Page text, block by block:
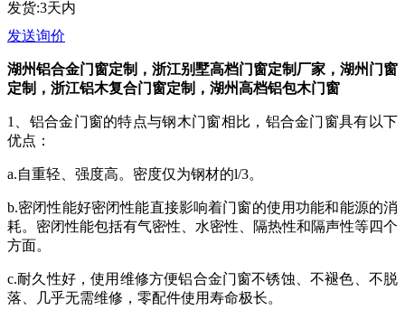
发货:3天内
发送询价
湖州铝合金门窗定制， 浙江别墅高档门窗定制厂家 ， 湖州门窗
定制， 浙江铝木复合门窗定制， 湖州高档铝包木门窗
1、铝合金门窗的特点与钢木门窗相比，铝合金门窗具有以下
优点：
a.自重轻、强度高。密度仅为钢材的l/3。
b.密闭性能好密闭性能直接影响着门窗的使用功能和能源的消
耗。密闭性能包括有气密性、水密性、隔热性和隔声性等四个
方面。
c.耐久性好，使用维修方便铝合金门窗不锈蚀、不褪色、不脱
落、几乎无需维修，零配件使用寿命极长。